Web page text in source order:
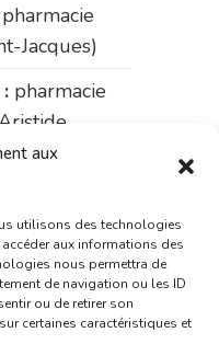
aux
utilisons des technologies
aux informations des
nous permettra de
de navigation ou les ID
ou de retirer son
certaines caractéristiques et
pharmacie
Jacques)
pharmacie
Fouillade)
pharmacie